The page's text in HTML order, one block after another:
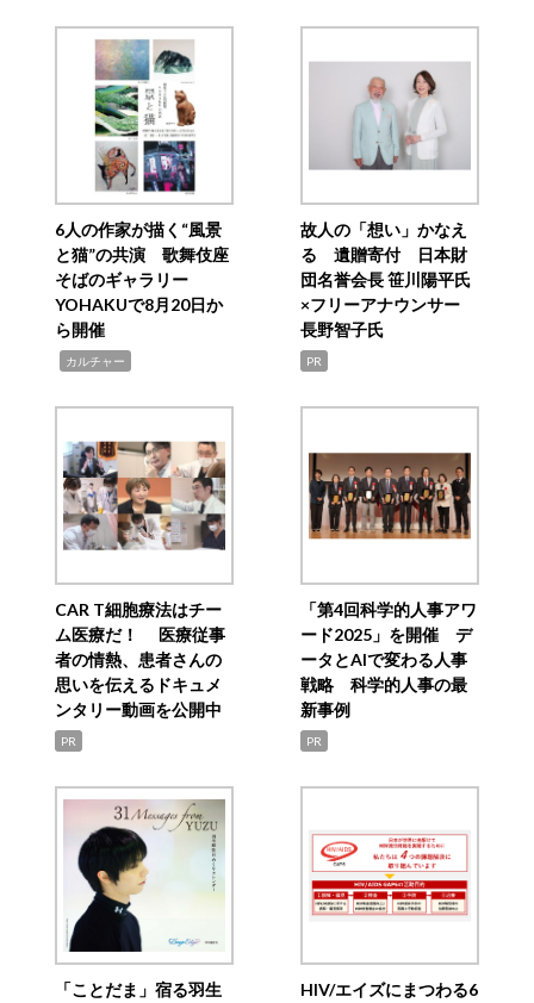
6人の作家が描く“風景
と猫”の共演 歌舞伎座
そばのギャラリー
YOHAKUで8月20日か
ら開催
カルチャー
故人の「想い」かなえ
る 遺贈寄付 日本財
団名誉会長 笹川陽平氏
×フリーアナウンサー
長野智子氏
PR
CAR T細胞療法はチー
ム医療だ！ 医療従事
者の情熱、患者さんの
思いを伝えるドキュメ
ンタリー動画を公開中
PR
「第4回科学的人事アワ
ード2025」を開催 デ
ータとAIで変わる人事
戦略 科学的人事の最
新事例
PR
「ことだま」宿る羽生
HIV/エイズにまつわる6